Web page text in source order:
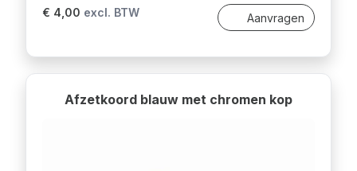
€ 4,00 excl. BTW Aanvragen
Afzetkoord blauw met chromen kop